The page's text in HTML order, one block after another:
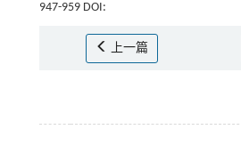
947-959 DOI:
上一篇